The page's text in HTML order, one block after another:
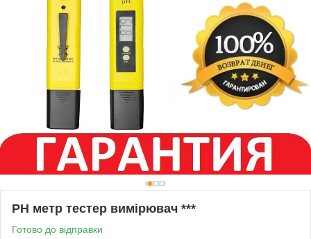
PH метр тестер вимірювач ***
Готово до відправки